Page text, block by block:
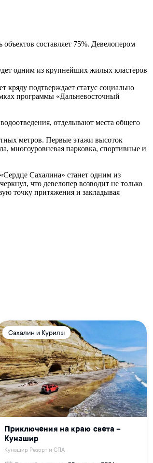
составляет 75%. Девелопером
одним из крупнейших жилых кластеров
подтверждает статус социально
программы «Дальневосточный
отделывают места общего
метров. Первые этажи высоток
многоуровневая парковка, спортивные и
Сахалина» станет одним из
что девелопер возводит не только
точку притяжения и закладывая